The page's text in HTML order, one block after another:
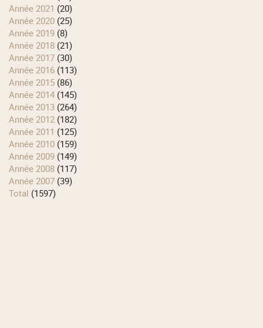
année 2021 (20)
année 2020 (25)
année 2019 (8)
année 2018 (21)
année 2017 (30)
année 2016 (113)
année 2015 (86)
année 2014 (145)
année 2013 (264)
année 2012 (182)
année 2011 (125)
année 2010 (159)
année 2009 (149)
année 2008 (117)
année 2007 (39)
total (1597)